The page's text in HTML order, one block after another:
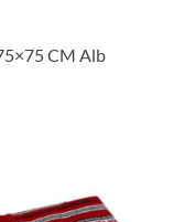
CM Alb